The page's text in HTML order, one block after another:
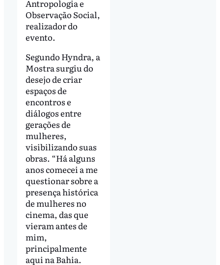
Antropologia e
Observação Social,
realizador do
evento.
Segundo Hyndra, a
Mostra surgiu do
desejo de criar
espaços de
encontros e
diálogos entre
gerações de
mulheres,
visibilizando suas
obras. “Há alguns
anos comecei a me
questionar sobre a
presença histórica
de mulheres no
cinema, das que
vieram antes de
mim,
principalmente
aqui na Bahia.